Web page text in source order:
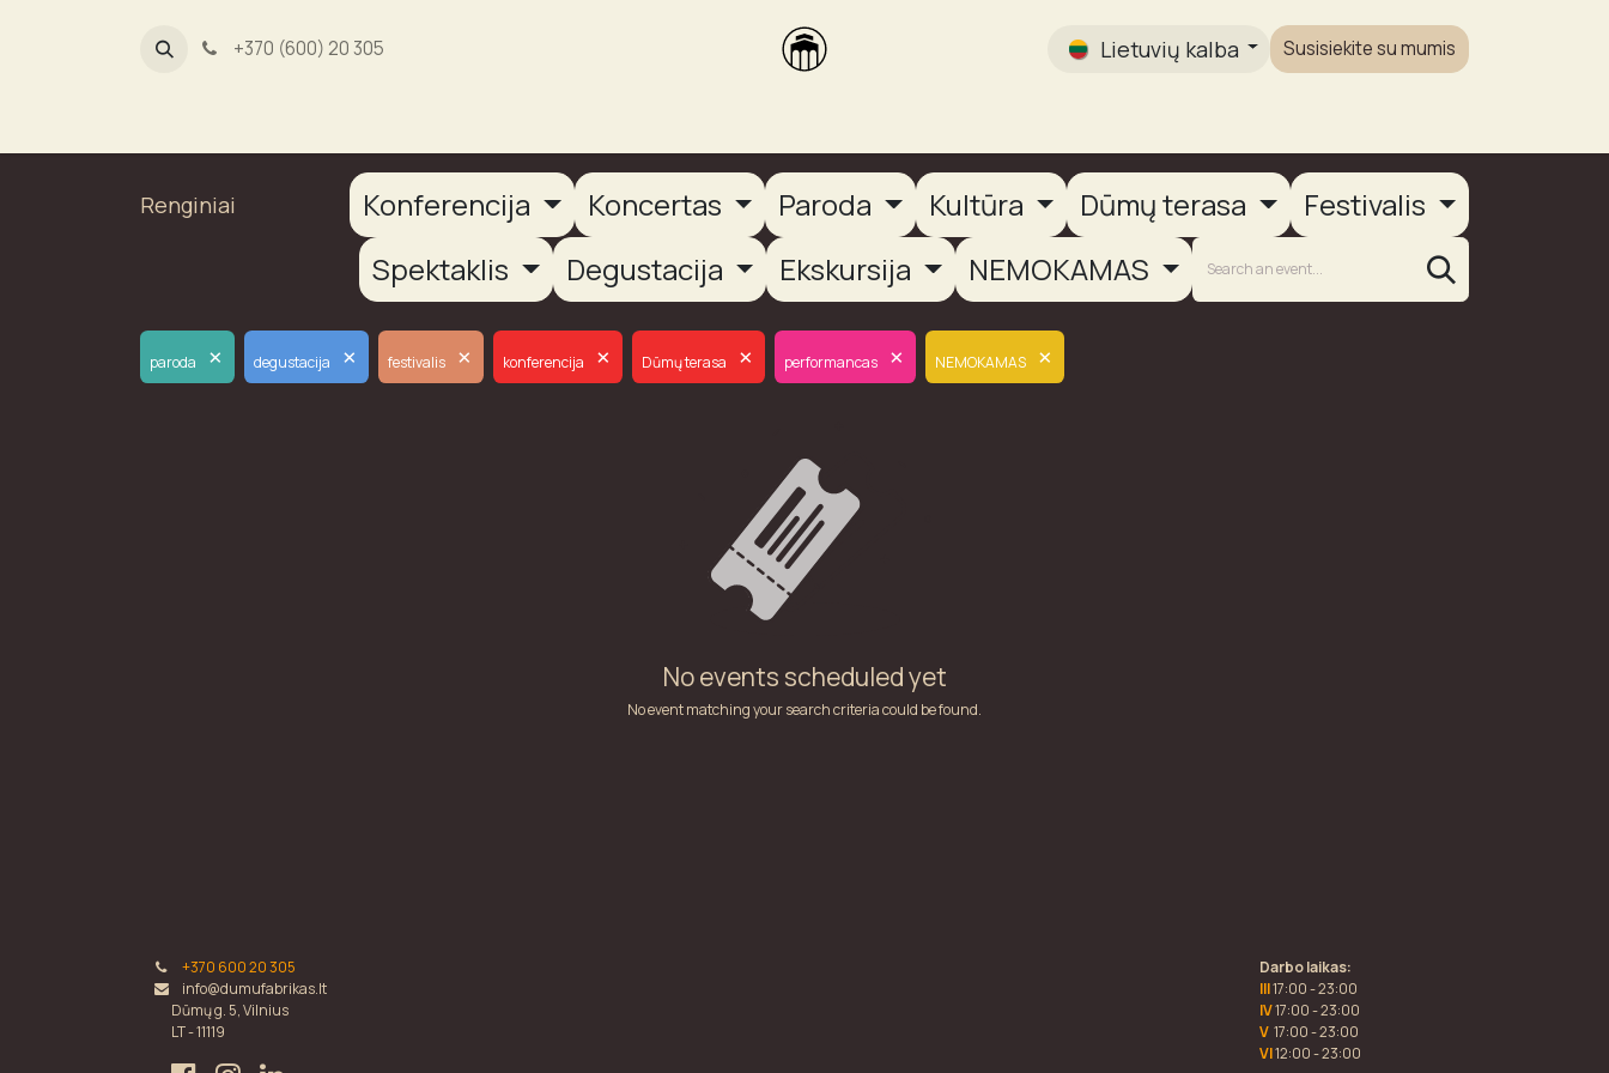
+370 (600) 20 305 Lietuvių kalba Susisiekite su mumis
Renginiai Konferencija Koncertas Paroda Kultūra Dūmų terasa
Festivalis
Spektaklis
Degustacija Ekskursija NEMOKAMAS
paroda × degustacija × festivalis × konferencija × Dūmų terasa × performancas × NEMOKAMAS ×
No events scheduled yet
No event matching your search criteria could be found.
+370 600 20 305
info@dumufabrikas.lt
Dūmų g. 5, Vilnius
LT - 11119
Darbo laikas:
III17:00 - 23:00
IV17:00 - 23:00
V 17:00 - 23:00
VI12:00 - 23:00